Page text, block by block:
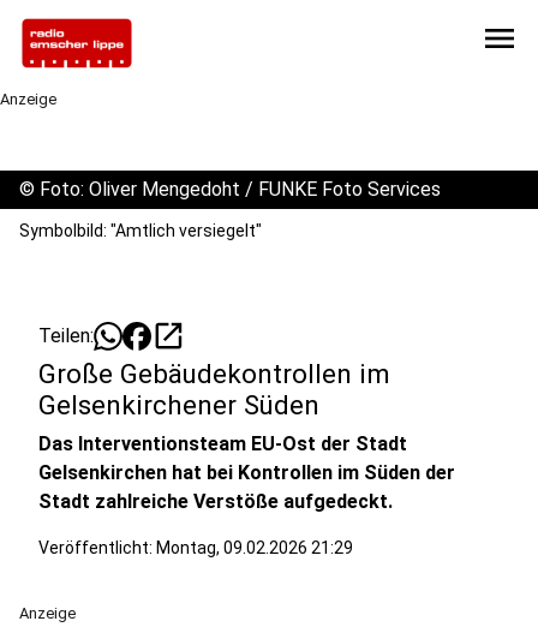
menu
Anzeige
© Foto: Oliver Mengedoht / FUNKE Foto Services
Symbolbild: "Amtlich versiegelt"
Teilen: open_in_new
Große Gebäudekontrollen im
Gelsenkirchener Süden
Das Interventionsteam EU-Ost der Stadt
Gelsenkirchen hat bei Kontrollen im Süden der
Stadt zahlreiche Verstöße aufgedeckt.
Veröffentlicht: Montag, 09.02.2026 21:29
Anzeige